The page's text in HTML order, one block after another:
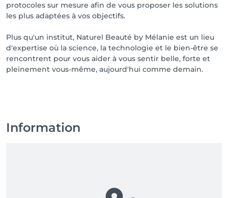
protocoles sur mesure afin de vous proposer les solutions
les plus adaptées à vos objectifs.
Plus qu'un institut, Naturel Beauté by Mélanie est un lieu
d'expertise où la science, la technologie et le bien-être se
rencontrent pour vous aider à vous sentir belle, forte et
pleinement vous-même, aujourd'hui comme demain.
Information